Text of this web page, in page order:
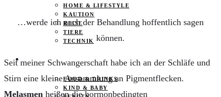
HOME & LIFESTYLE
KAUTION
REISE
TIERE
TECHNIK
KATEGORIEN
FOOD & DRINKS
KIND & BABY
…werde ich nach der Behandlung hoffentlich sagen
können.
Seit meiner Schwangerschaft habe ich an der Schläfe und
Stirn eine kleine Ansammlung an Pigmentflecken.
Melasmen heißen die hormonbedingten